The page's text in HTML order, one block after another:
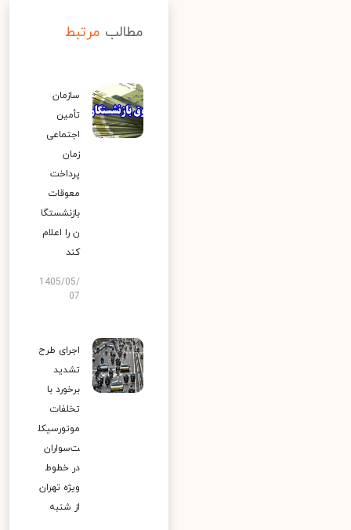
مطالب مرتبط
سازمان
تأمین
اجتماعی
زمان
پرداخت
معوقات
بازنشستگا
ن را اعلام
کند
1405/05/
07
اجرای طرح
تشدید
برخورد با
تخلفات
موتورسیکل
ت‌سواران
در خطوط
ویژه تهران
از شنبه